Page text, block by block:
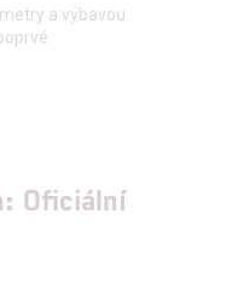
a výbavou
Oficiální
podvodů a odstraňování